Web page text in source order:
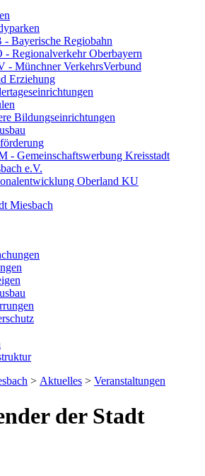
- Bayerische Regiobahn
- Regionalverkehr Oberbayern
- Münchner VerkehrsVerbund
Erziehung
Bildungseinrichtungen
- Gemeinschaftswerbung Kreisstadt
e.V.
Oberland KU
> Aktuelles > Veranstaltungen
der Stadt